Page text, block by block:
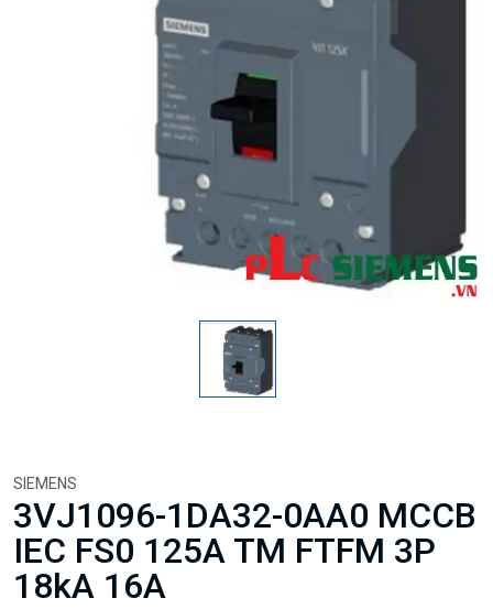
SIEMENS
3VJ1096-1DA32-0AA0 MCCB
IEC FS0 125A TM FTFM 3P
18kA 16A